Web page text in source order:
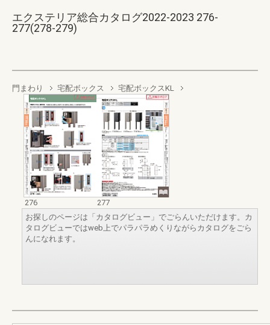
エクステリア総合カタログ2022-2023 276-
277(278-279)
門まわり 宅配ボックス 宅配ボックスKL
276
277
お探しのページは「カタログビュー」でごらんいただけます。カ
タログビューではweb上でパラパラめくりながらカタログをごら
んになれます。